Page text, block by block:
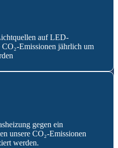
auf LED-
Emissionen jährlich um
gegen ein
unsere CO₂-Emissionen
werden.